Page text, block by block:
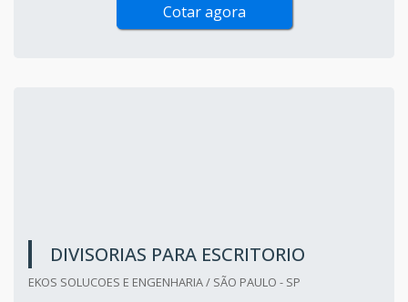
Cotar agora
DIVISORIAS PARA ESCRITORIO
EKOS SOLUCOES E ENGENHARIA / SÃO PAULO - SP